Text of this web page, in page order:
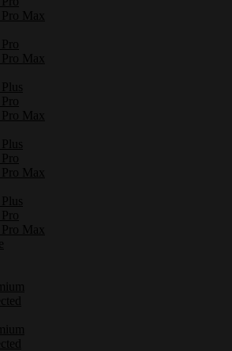
Pro Max
Pro Max
Pro Max
Pro Max
Pro Max